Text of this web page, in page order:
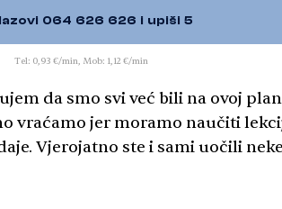
064 626 626 i upiši 5
Tel: 0,93 €/min, Mob: 1,12 €/min
da smo svi već bili na ovoj
vraćamo jer moramo naučiti
Vjerojatno ste i sami uočili neke
ili na nekim mjestima za koja ste